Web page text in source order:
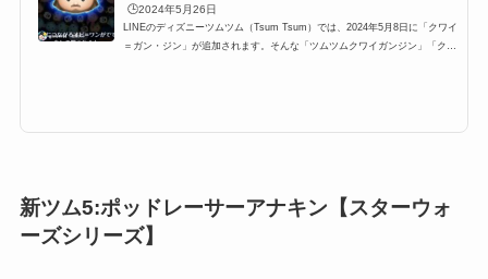
🕒️2024年5月26日
LINEのディズニーツムツム（Tsum Tsum）では、2024年5月8日に「クワイ
＝ガン・ジン」が追加されます。そんな「ツムツムクワイガンジン」「クワ
新ツム5:ポッドレーサーアナキン【スターウォ
ーズシリーズ】